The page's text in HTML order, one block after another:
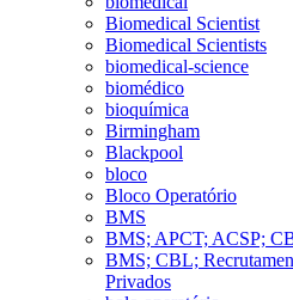
Biomedical Scientist
Biomedical Scientists
biomedical-science
biomédico
bioquímica
Birmingham
Blackpool
bloco
Bloco Operatório
BMS
BMS; APCT; ACSP;
BMS; CBL;
Privados